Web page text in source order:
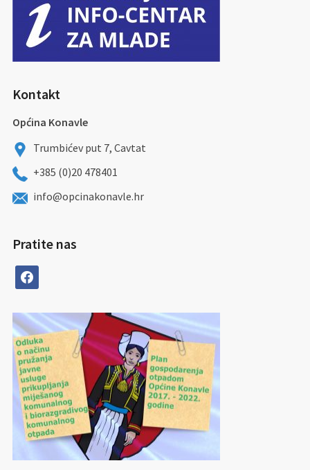
Kontakt
Općina Konavle
Trumbićev put 7, Cavtat
+385 (0)20 478401
info@opcinakonavle.hr
Pratite nas
facebook